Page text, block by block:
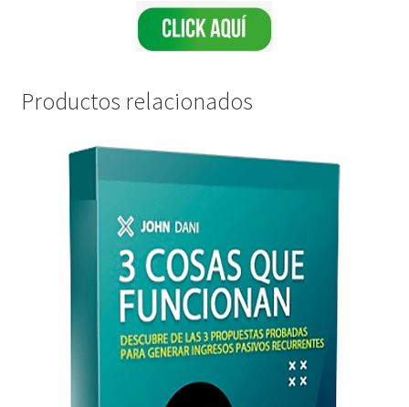
Productos relacionados